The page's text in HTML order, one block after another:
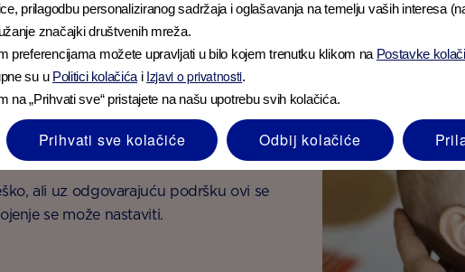
ali uz odgovarajuću podršku ovi se
se može nastaviti.
prilagodbu personaliziranog sadržaja i oglašavanja na temelju vaših interesa
značajki društvenih mreža.
preferencijama možete upravljati u bilo kojem trenutku klikom na Postavke
su u Politici kolačićai Izjavi o privatnosti.
na „Prihvati sve“ pristajete na našu upotrebu svih kolačića.
Prihvati sve kolačiće Odbij kolačiće